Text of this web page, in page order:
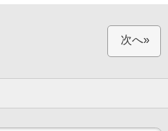
次へ»